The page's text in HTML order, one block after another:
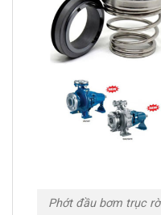
Phớt đầu bơm trục